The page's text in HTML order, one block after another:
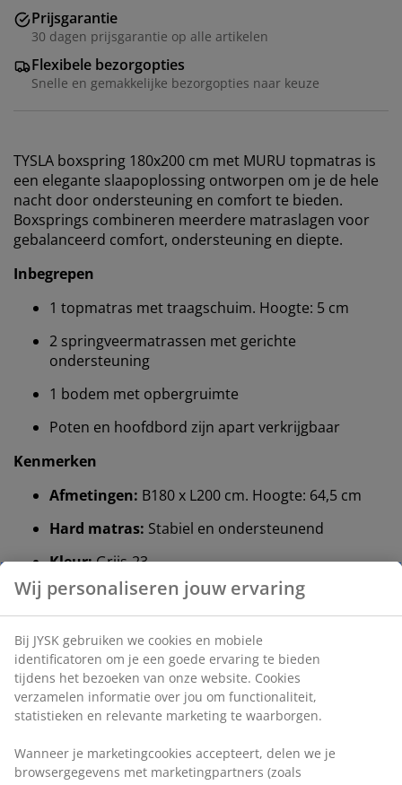
Prijsgarantie
30 dagen prijsgarantie op alle artikelen
Flexibele bezorgopties
Snelle en gemakkelijke bezorgopties naar keuze
TYSLA boxspring 180x200 cm met MURU topmatras is
een elegante slaapoplossing ontworpen om je de hele
nacht door ondersteuning en comfort te bieden.
Boxsprings combineren meerdere matraslagen voor
gebalanceerd comfort, ondersteuning en diepte.
Inbegrepen
1 topmatras met traagschuim. Hoogte: 5 cm
2 springveermatrassen met gerichte
ondersteuning
1 bodem met opbergruimte
Poten en hoofdbord zijn apart verkrijgbaar
Kenmerken
Afmetingen: B180 x L200 cm. Hoogte: 64,5 cm
Hard matras: Stabiel en ondersteunend
Kleur:Grijs-23
OEKO-TEX® STANDARD 100: Getest op
schadelijke stoffen
FSC®Mix:Hout en bosmaterialen in dit product
zijn afkomstig uit FSC®-gecertificeerde,
gerecycleerde of gecontroleerde bronnen
DREAMZONE®:Kwaliteitsmatrassen en -bedden
JYSK